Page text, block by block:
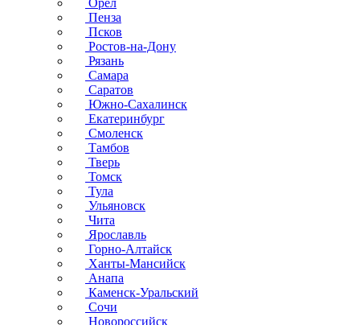
Орел
Пенза
Псков
Ростов-на-Дону
Рязань
Самара
Саратов
Южно-Сахалинск
Екатеринбург
Смоленск
Тамбов
Тверь
Томск
Тула
Ульяновск
Чита
Ярославль
Горно-Алтайск
Ханты-Мансийск
Анапа
Каменск-Уральский
Сочи
Новороссийск